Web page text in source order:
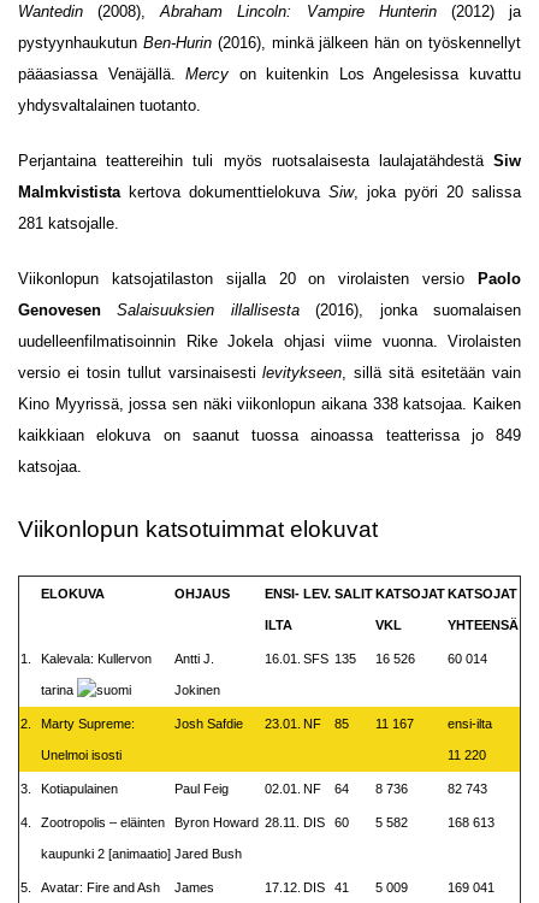
Wantedin (2008),Abraham Lincoln: Vampire Hunterin(2012) ja
pystyynhaukutun Ben-Hurin(2016), minkä jälkeen hän on työskennellyt
pääasiassa Venäjällä.Mercy on kuitenkin Los Angelesissa kuvattu
yhdysvaltalainen tuotanto.
Perjantaina teattereihin tuli myös ruotsalaisesta laulajatähdestä Siw
Malmkvistista kertova dokumenttielokuva Siw, joka pyöri 20 salissa
281 katsojalle.
Viikonlopun katsojatilaston sijalla 20 on virolaisten versio Paolo
Genovesen
Salaisuuksien illallisesta(2016), jonka suomalaisen
uudelleenfilmatisoinnin Rike Jokela ohjasi viime vuonna. Virolaisten
versio ei tosin tullut varsinaisestilevitykseen , sillä sitä esitetään vain
Kino Myyrissä, jossa sen näki viikonlopun aikana 338 katsojaa. Kaiken
kaikkiaan elokuva on saanut tuossa ainoassa teatterissa jo 849
katsojaa.
Viikonlopun katsotuimmat elokuvat
ELOKUVA OHJAUS ENSI-
ILTA
LEV. SALITKATSOJAT
VKL
KATSOJAT
YHTEENSÄ
1. Kalevala: Kullervon
tarina
Antti J.
Jokinen
16.01. SFS 135 16 526 60 014
2. Marty Supreme:
Unelmoi isosti
Josh Safdie 23.01. NF 85 11 167 ensi-ilta
11 220
3. Kotiapulainen Paul Feig 02.01. NF 64 8 736 82 743
4. Zootropolis – eläinten
kaupunki 2 [animaatio]
Byron Howard
Jared Bush
28.11. DIS 60 5 582 168 613
5. Avatar: Fire and Ash James 17.12. DIS 41 5 009 169 041